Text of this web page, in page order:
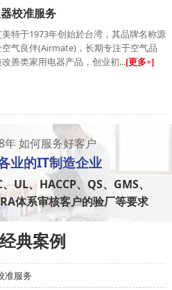
校准服务
美特于1973年创始於台湾，其品牌名称源
空气良伴(Airmate)，长期专注于空气品
改善类家用电器产品，创业初...[更多+]
年 如何服务好客户
业的IT制造企业
UL、HACCP、QS、GMS、
体系审核客户的验厂等要求
经典案例
准服务